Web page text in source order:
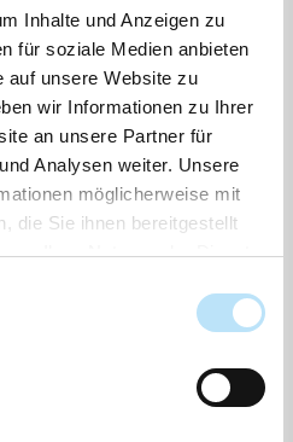
Inhalte und Anzeigen zu
für soziale Medien anbieten
auf unsere Website zu
wir Informationen zu Ihrer
an unsere Partner für
Analysen weiter. Unsere
möglicherweise mit
die Sie ihnen bereitgestellt
Ihrer Nutzung der Dienste
die Einbindung der
und ich möchte dazu
dieser Veranstaltung aktiv
wird die Planung dann
Ausschusssitzung
und Bauwesen
ebenfalls herzlich einlädt.